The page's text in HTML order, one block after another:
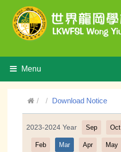
Menu
Download Notice
2023-2024 Year Sep Oct
Feb Mar Apr May